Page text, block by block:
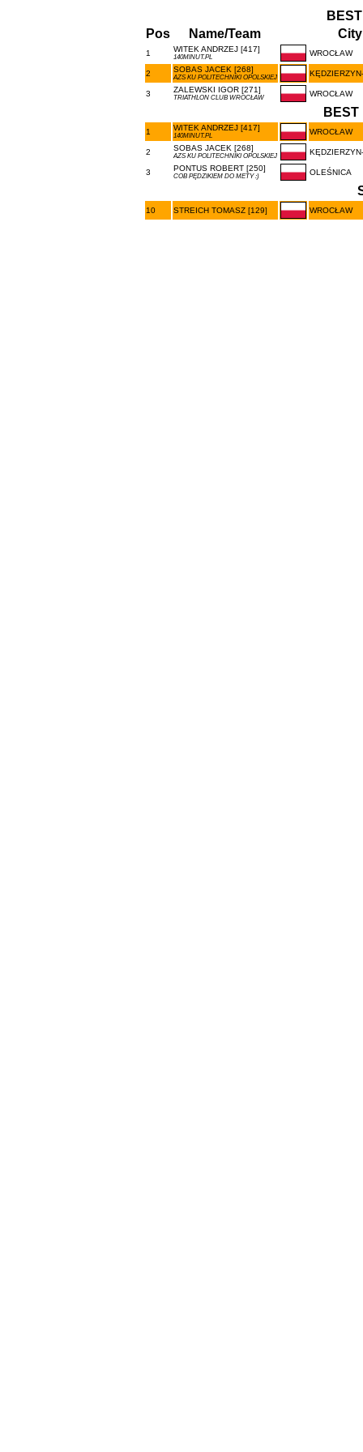
Pos
Name/Team City
1 WITEK ANDRZEJ [417]
140MINUT.PL WROCŁAW
2 SOBAS JACEK [268]
AZS KU POLITECHNIKI OPOLSKIEJ
3 ZALEWSKI IGOR [271]
TRIATHLON CLUB WROCŁAW WROCŁAW
BEST
1 WITEK ANDRZEJ [417]
140MINUT.PL WROCŁAW
2 SOBAS JACEK [268]
AZS KU POLITECHNIKI OPOLSKIEJ
3 PONTUS ROBERT [250]
COB PĘDZIKIEM DO METY :) OLEŚNICA
10 STREICH TOMASZ [129] WROCŁAW